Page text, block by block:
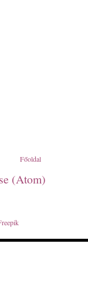
Főoldal
(Atom)